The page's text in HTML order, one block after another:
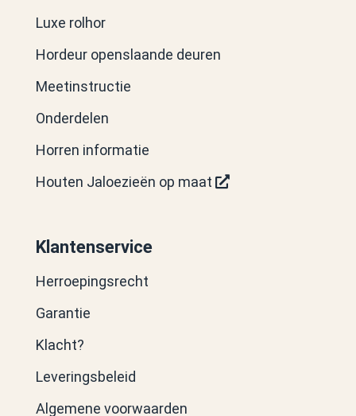
Luxe rolhor
Hordeur openslaande deuren
Meetinstructie
Onderdelen
Horren informatie
Houten Jaloezieën op maat
Klantenservice
Herroepingsrecht
Garantie
Klacht?
Leveringsbeleid
Algemene voorwaarden